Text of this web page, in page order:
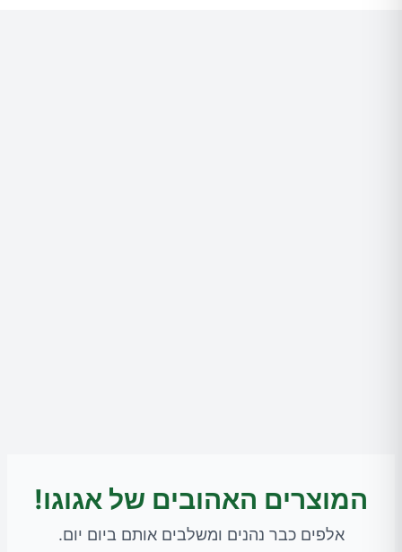
המוצרים האהובים של אגוגו!
אלפים כבר נהנים ומשלבים אותם ביום יום.